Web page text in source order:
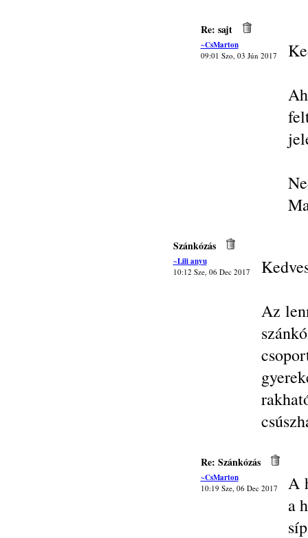
Re: sajt
~CsMarton
09:01 Szo, 03 Jún 2017
Szánkózás
~Lili anyu
10:12 Sze, 06 Dec 2017
Az
Re: Szánkózás
~CsMarton
10:19 Sze, 06 Dec 2017
A
a